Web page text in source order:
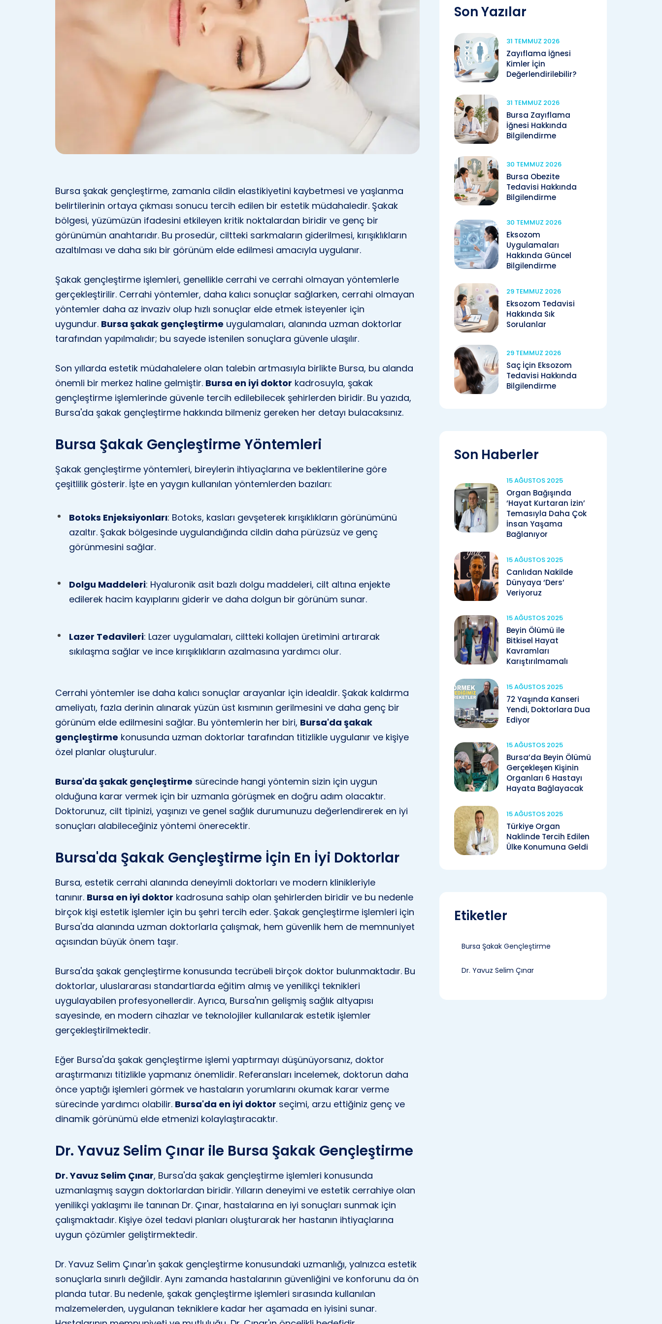
Bursa şakak gençleştirme, zamanla cildin elastikiyetini kaybetmesi ve yaşlanma
belirtilerinin ortaya çıkması sonucu tercih edilen bir estetik müdahaledir. Şakak
bölgesi, yüzümüzün ifadesini etkileyen kritik noktalardan biridir ve genç bir
görünümün anahtarıdır. Bu prosedür, ciltteki sarkmaların giderilmesi, kırışıklıkların
azaltılması ve daha sıkı bir görünüm elde edilmesi amacıyla uygulanır.
Şakak gençleştirme işlemleri, genellikle cerrahi ve cerrahi olmayan yöntemlerle
gerçekleştirilir. Cerrahi yöntemler, daha kalıcı sonuçlar sağlarken, cerrahi olmayan
yöntemler daha az invaziv olup hızlı sonuçlar elde etmek isteyenler için
uygundur. Bursa şakak gençleştirme uygulamaları, alanında uzman doktorlar
tarafından yapılmalıdır; bu sayede istenilen sonuçlara güvenle ulaşılır.
Son yıllarda estetik müdahalelere olan talebin artmasıyla birlikte Bursa, bu alanda
önemli bir merkez haline gelmiştir. Bursa en iyi doktor kadrosuyla, şakak
gençleştirme işlemlerinde güvenle tercih edilebilecek şehirlerden biridir. Bu yazıda,
Bursa'da şakak gençleştirme hakkında bilmeniz gereken her detayı bulacaksınız.
Bursa Şakak Gençleştirme Yöntemleri
Şakak gençleştirme yöntemleri, bireylerin ihtiyaçlarına ve beklentilerine göre
çeşitlilik gösterir. İşte en yaygın kullanılan yöntemlerden bazıları:
Botoks Enjeksiyonları: Botoks, kasları gevşeterek kırışıklıkların görünümünü
azaltır. Şakak bölgesinde uygulandığında cildin daha pürüzsüz ve genç
görünmesini sağlar.
Dolgu Maddeleri: Hyaluronik asit bazlı dolgu maddeleri, cilt altına enjekte
edilerek hacim kayıplarını giderir ve daha dolgun bir görünüm sunar.
Lazer Tedavileri: Lazer uygulamaları, ciltteki kollajen üretimini artırarak
sıkılaşma sağlar ve ince kırışıklıkların azalmasına yardımcı olur.
Cerrahi yöntemler ise daha kalıcı sonuçlar arayanlar için idealdir. Şakak kaldırma
ameliyatı, fazla derinin alınarak yüzün üst kısmının gerilmesini ve daha genç bir
görünüm elde edilmesini sağlar. Bu yöntemlerin her biri, Bursa'da şakak
gençleştirme konusunda uzman doktorlar tarafından titizlikle uygulanır ve kişiye
özel planlar oluşturulur.
Bursa'da şakak gençleştirme sürecinde hangi yöntemin sizin için uygun
olduğuna karar vermek için bir uzmanla görüşmek en doğru adım olacaktır.
Doktorunuz, cilt tipinizi, yaşınızı ve genel sağlık durumunuzu değerlendirerek en iyi
sonuçları alabileceğiniz yöntemi önerecektir.
Bursa'da Şakak Gençleştirme İçin En İyi Doktorlar
Bursa, estetik cerrahi alanında deneyimli doktorları ve modern klinikleriyle
tanınır. Bursa en iyi doktor kadrosuna sahip olan şehirlerden biridir ve bu nedenle
birçok kişi estetik işlemler için bu şehri tercih eder. Şakak gençleştirme işlemleri için
Bursa'da alanında uzman doktorlarla çalışmak, hem güvenlik hem de memnuniyet
açısından büyük önem taşır.
Bursa'da şakak gençleştirme konusunda tecrübeli birçok doktor bulunmaktadır. Bu
doktorlar, uluslararası standartlarda eğitim almış ve yenilikçi teknikleri
uygulayabilen profesyonellerdir. Ayrıca, Bursa'nın gelişmiş sağlık altyapısı
sayesinde, en modern cihazlar ve teknolojiler kullanılarak estetik işlemler
gerçekleştirilmektedir.
Eğer Bursa'da şakak gençleştirme işlemi yaptırmayı düşünüyorsanız, doktor
araştırmanızı titizlikle yapmanız önemlidir. Referansları incelemek, doktorun daha
önce yaptığı işlemleri görmek ve hastaların yorumlarını okumak karar verme
sürecinde yardımcı olabilir. Bursa'da en iyi doktor seçimi, arzu ettiğiniz genç ve
dinamik görünümü elde etmenizi kolaylaştıracaktır.
Dr. Yavuz Selim Çınar ile Bursa Şakak Gençleştirme
Dr. Yavuz Selim Çınar, Bursa'da şakak gençleştirme işlemleri konusunda
uzmanlaşmış saygın doktorlardan biridir. Yılların deneyimi ve estetik cerrahiye olan
yenilikçi yaklaşımı ile tanınan Dr. Çınar, hastalarına en iyi sonuçları sunmak için
çalışmaktadır. Kişiye özel tedavi planları oluşturarak her hastanın ihtiyaçlarına
uygun çözümler geliştirmektedir.
Dr. Yavuz Selim Çınar'ın şakak gençleştirme konusundaki uzmanlığı, yalnızca estetik
sonuçlarla sınırlı değildir. Aynı zamanda hastalarının güvenliğini ve konforunu da ön
planda tutar. Bu nedenle, şakak gençleştirme işlemleri sırasında kullanılan
malzemelerden, uygulanan tekniklere kadar her aşamada en iyisini sunar.
Son Yazılar
31 TEMMUZ 2026
Zayıflama İğnesi
Kimler İçin
Değerlendirilebilir?
31 TEMMUZ 2026
Bursa Zayıflama
İğnesi Hakkında
Bilgilendirme
30 TEMMUZ 2026
Bursa Obezite
Tedavisi Hakkında
Bilgilendirme
30 TEMMUZ 2026
Eksozom
Uygulamaları
Hakkında Güncel
Bilgilendirme
29 TEMMUZ 2026
Eksozom Tedavisi
Hakkında Sık
Sorulanlar
29 TEMMUZ 2026
Saç İçin Eksozom
Tedavisi Hakkında
Bilgilendirme
Son Haberler
15 AĞUSTOS 2025
Organ Bağışında
‘Hayat Kurtaran İzin’
Temasıyla Daha Çok
İnsan Yaşama
Bağlanıyor
15 AĞUSTOS 2025
Canlıdan Nakilde
Dünyaya ‘Ders’
Veriyoruz
15 AĞUSTOS 2025
Beyin Ölümü ile
Bitkisel Hayat
Kavramları
Karıştırılmamalı
15 AĞUSTOS 2025
72 Yaşında Kanseri
Yendi, Doktorlara Dua
Ediyor
15 AĞUSTOS 2025
Bursa’da Beyin Ölümü
Gerçekleşen Kişinin
Organları 6 Hastayı
Hayata Bağlayacak
15 AĞUSTOS 2025
Türkiye Organ
Naklinde Tercih Edilen
Ülke Konumuna Geldi
Etiketler
Bursa Şakak Gençleştirme
Dr. Yavuz Selim Çınar